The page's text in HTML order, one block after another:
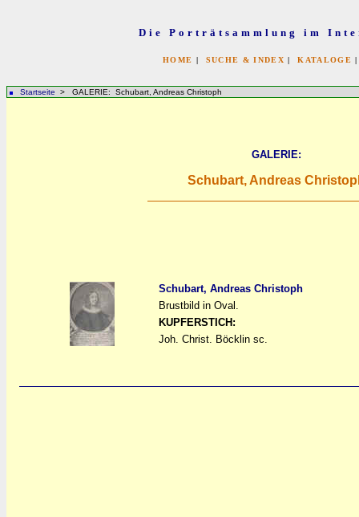
Die Porträtsammlung im
HOME | SUCHE & INDEX |KATALOGE
Startseite > GALERIE: Schubart, Andreas Christoph
GALERIE:
Schubart, Andreas
Schubart, Andreas Christoph
Brustbild in Oval.
KUPFERSTICH:
Joh. Christ. Böcklin sc.